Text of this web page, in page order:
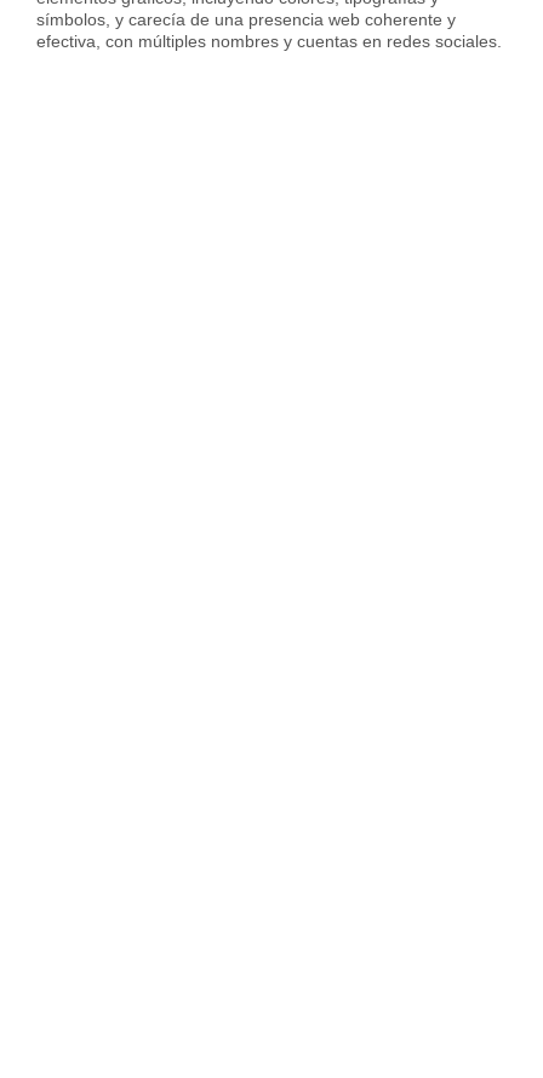
símbolos, y carecía de una presencia web coherente y
efectiva, con múltiples nombres y cuentas en redes sociales.